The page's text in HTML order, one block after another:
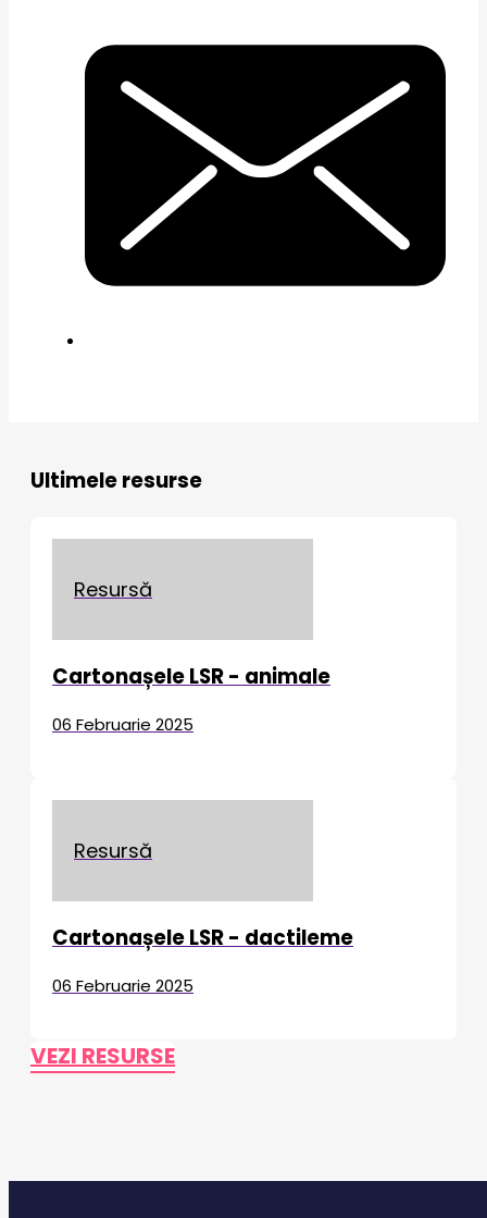
Ultimele resurse
Resursă
Cartonașele LSR - animale
06 Februarie 2025
Resursă
Cartonașele LSR - dactileme
06 Februarie 2025
VEZI RESURSE